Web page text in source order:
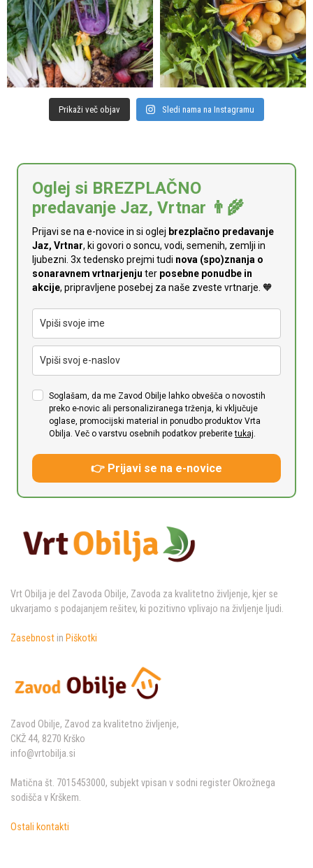
Prikaži več objav Sledi nama na Instagramu
Oglej si BREZPLAČNO
predavanje Jaz, Vrtnar 👨‍🌾
Prijavi se na e-novice in si oglej brezplačno predavanje
Jaz, Vrtnar, ki govori o soncu, vodi, semenih, zemlji in
ljubezni. 3x tedensko prejmi tudi nova (spo)znanja o
sonaravnem vrtnarjenju ter posebne ponudbe in
akcije, pripravljene posebej za naše zveste vrtnarje. 🧡
Soglašam, da me Zavod Obilje lahko obvešča o novostih
preko e-novic ali personaliziranega trženja, ki vključuje
oglase, promocijski material in ponudbo produktov Vrta
Obilja. Več o varstvu osebnih podatkov preberitetukaj
👉 Prijavi se na e-novice
Vrt Obilja je del Zavoda Obilje, Zavoda za kvalitetno življenje, kjer se
ukvarjamo s podajanjem rešitev, ki pozitivno vplivajo na življenje ljudi.
Zasebnost in Piškotki
Zavod Obilje, Zavod za kvalitetno življenje,
CKŽ 44, 8270 Krško
info@vrtobilja.si
Matična št. 7015453000, subjekt vpisan v sodni register Okrožnega
sodišča v Krškem.
Ostali kontakti